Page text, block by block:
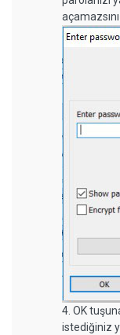
4. OK
istediğiniz